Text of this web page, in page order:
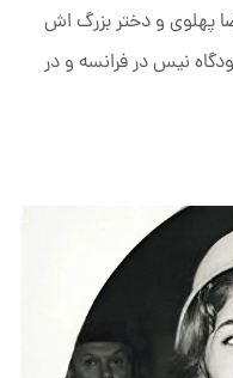
پهلوی و دختر بزرگ اش
نیس در فرانسه و در